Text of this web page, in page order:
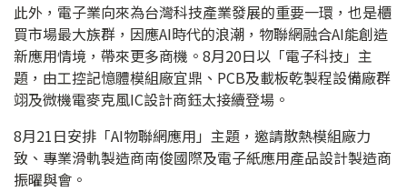
此外，電子業向來為台灣科技產業發展的重要一環，也是櫃
買市場最大族群，因應AI時代的浪潮，物聯網融合AI能創造
新應用情境，帶來更多商機。8月20日以「電子科技」主
題，由工控記憶體模組廠宜鼎、PCB及載板乾製程設備廠群
翊及微機電麥克風IC設計商鈺太接續登場。
8月21日安排「AI物聯網應用」主題，邀請散熱模組廠力
致、專業滑軌製造商南俊國際及電子紙應用產品設計製造商
振曜與會。